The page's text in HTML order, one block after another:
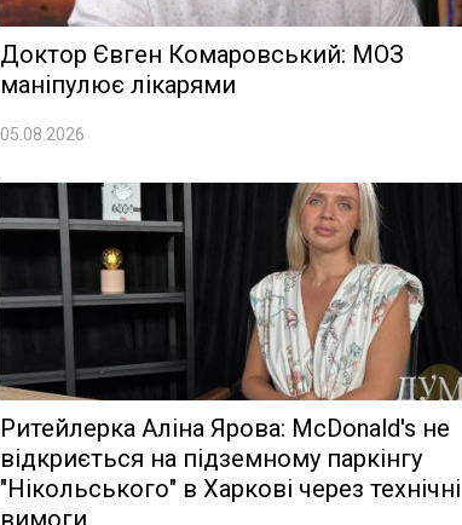
Доктор Євген Комаровський: МОЗ
маніпулює лікарями
05.08.2026
Ритейлерка Аліна Ярова: McDonald's не
відкриється на підземному паркінгу
"Нікольського" в Харкові через технічні
вимоги